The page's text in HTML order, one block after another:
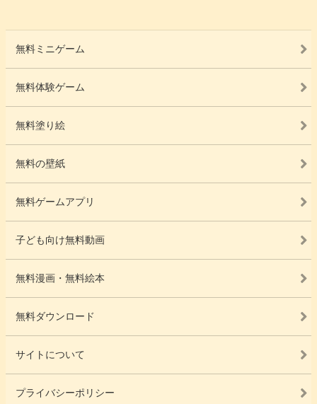
無料ミニゲーム
無料体験ゲーム
無料塗り絵
無料の壁紙
無料ゲームアプリ
子ども向け無料動画
無料漫画・無料絵本
無料ダウンロード
サイトについて
プライバシーポリシー